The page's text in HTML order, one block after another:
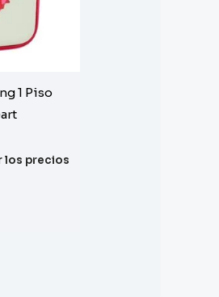
1 Piso
los precios